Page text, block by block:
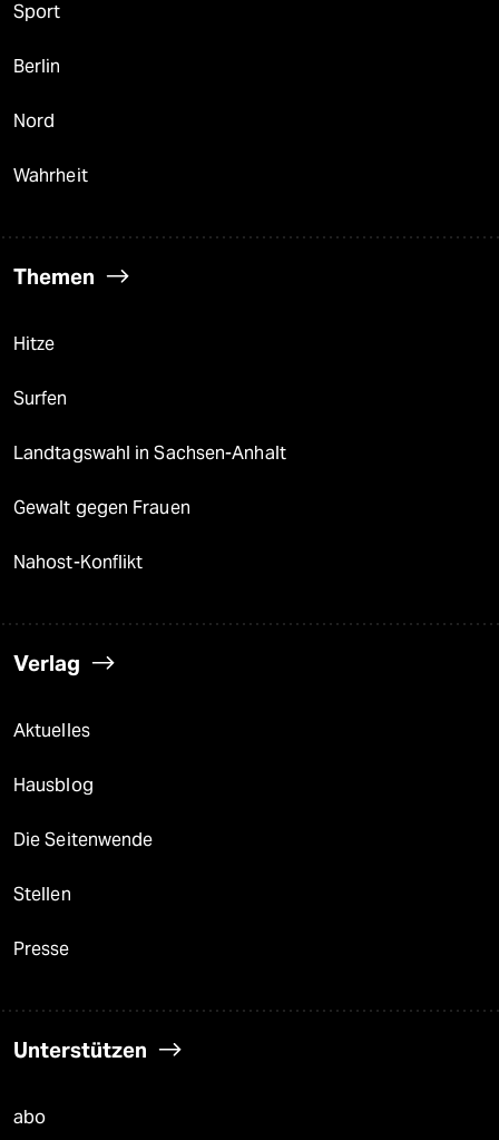
Sport
Berlin
Nord
Wahrheit
Themen
Hitze
Surfen
Landtagswahl in Sachsen-Anhalt
Gewalt gegen Frauen
Nahost-Konflikt
Verlag
Aktuelles
Hausblog
Die Seitenwende
Stellen
Presse
Unterstützen
abo